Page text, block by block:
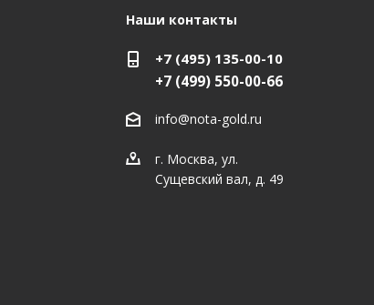
Наши контакты
+7 (495) 135-00-10
+7 (499) 550-00-66
info@nota-gold.ru
г. Москва, ул.
Сущевский вал, д. 49